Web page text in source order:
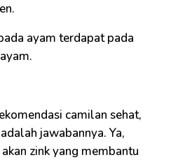
ayam terdapat pada
camilan sehat,
jawabannya. Ya,
zink yang membantu